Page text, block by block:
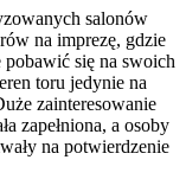
salonów
na imprezę, gdzie
się na swoich
toru jedynie na
zainteresowanie
zapełniona, a osoby
na potwierdzenie